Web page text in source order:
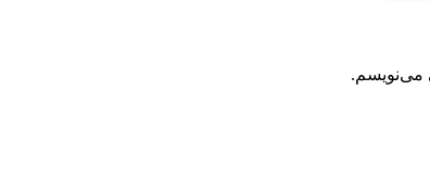
می‌نویسم.